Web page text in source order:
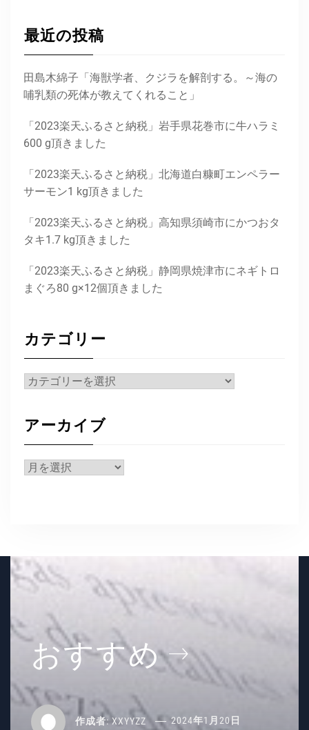
最近の投稿
田島木綿子「海獣学者、クジラを解剖する。～海の
哺乳類の死体が教えてくれること」
「2023楽天ふるさと納税」岩手県花巻市に牛ハラミ
600 g頂きました
「2023楽天ふるさと納税」北海道白糠町エンペラー
サーモン1 kg頂きました
「2023楽天ふるさと納税」高知県須崎市にかつおタ
タキ1.7 kg頂きました
「2023楽天ふるさと納税」静岡県焼津市にネギトロ
まぐろ80 g×12個頂きました
カテゴリー
カ
リ
ー
アーカイブ
ア
おすすめ
作成者: XXYYZZ 2024年1月20日